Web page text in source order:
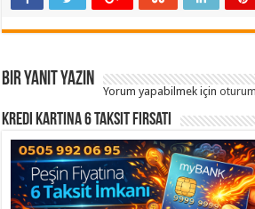
Bir yanıt yazın
Yorum yapabilmek içinoturum
Kredi Kartına 6 Taksit Fırsatı